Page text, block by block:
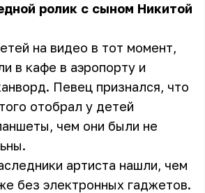
ролик с сыном Никитой
на видео в тот момент,
в кафе в аэропорту и
Певец признался, что
отобрал у детей
чем они были не
артиста нашли, чем
без электронных гаджетов.